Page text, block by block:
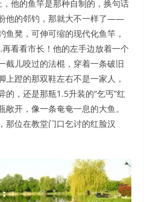
他的鱼竿是那种自制的，换句话
他的邻钓，那就大不一样了——
鱼凳，可伸可缩的现代化鱼竿，
看看市长！他的左手边放着一个
截儿咬过的法棍，穿着一条破旧
上蹬的那双鞋左右不是一家人，
的，还是那瓶1.5升装的“乞丐”红
开，像一条奄奄一息的大鱼。
那位在教堂门口乞讨的红脸汉